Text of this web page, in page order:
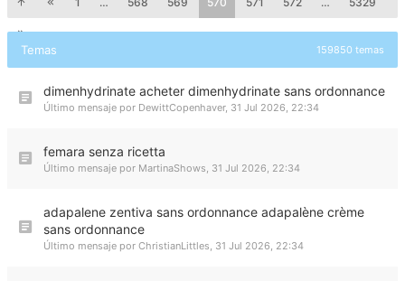
Temas 159850 temas
dimenhydrinate acheter dimenhydrinate sans ordonnance
Último mensaje por DewittCopenhaver, 31 Jul 2026, 22:34
femara senza ricetta
Último mensaje por MartinaShows, 31 Jul 2026, 22:34
adapalene zentiva sans ordonnance adapalène crème
sans ordonnance
Último mensaje por ChristianLittles, 31 Jul 2026, 22:34